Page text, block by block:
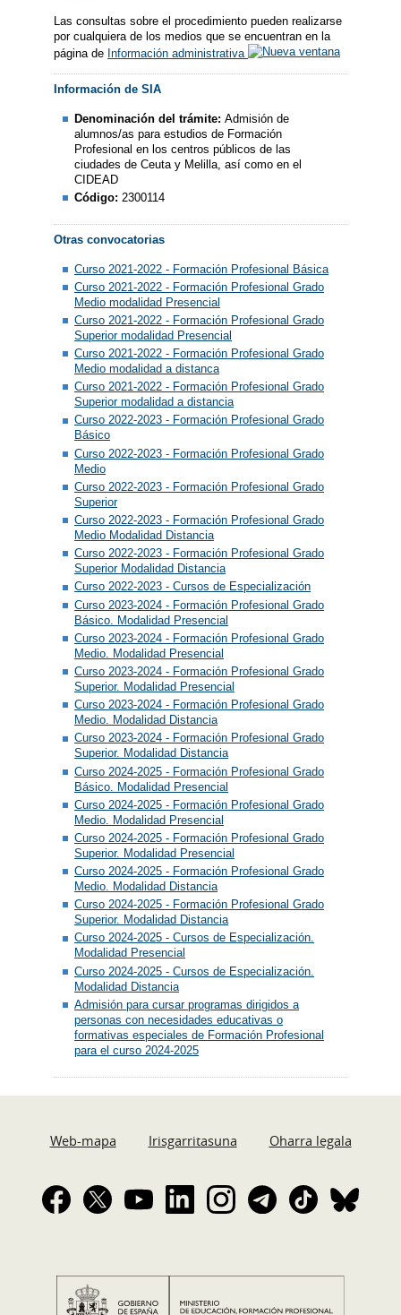
Las consultas sobre el procedimiento pueden realizarse
por cualquiera de los medios que se encuentran en la
página de Información administrativa
Información de SIA
Denominación del trámite:Admisión de
alumnos/as para estudios de Formación
Profesional en los centros públicos de las
ciudades de Ceuta y Melilla, así como en el
CIDEAD
Código: 2300114
Otras convocatorias
Curso 2021-2022 - Formación Profesional Básica
Curso 2021-2022 - Formación Profesional Grado
Medio modalidad Presencial
Curso 2021-2022 - Formación Profesional Grado
Superior modalidad Presencial
Curso 2021-2022 - Formación Profesional Grado
Medio modalidad a distanca
Curso 2021-2022 - Formación Profesional Grado
Superior modalidad a distancia
Curso 2022-2023 - Formación Profesional Grado
Básico
Curso 2022-2023 - Formación Profesional Grado
Medio
Curso 2022-2023 - Formación Profesional Grado
Superior
Curso 2022-2023 - Formación Profesional Grado
Medio Modalidad Distancia
Curso 2022-2023 - Formación Profesional Grado
Superior Modalidad Distancia
Curso 2022-2023 - Cursos de Especialización
Curso 2023-2024 - Formación Profesional Grado
Básico. Modalidad Presencial
Curso 2023-2024 - Formación Profesional Grado
Medio. Modalidad Presencial
Curso 2023-2024 - Formación Profesional Grado
Superior. Modalidad Presencial
Curso 2023-2024 - Formación Profesional Grado
Medio. Modalidad Distancia
Curso 2023-2024 - Formación Profesional Grado
Superior. Modalidad Distancia
Curso 2024-2025 - Formación Profesional Grado
Básico. Modalidad Presencial
Curso 2024-2025 - Formación Profesional Grado
Medio. Modalidad Presencial
Curso 2024-2025 - Formación Profesional Grado
Superior. Modalidad Presencial
Curso 2024-2025 - Formación Profesional Grado
Medio. Modalidad Distancia
Curso 2024-2025 - Formación Profesional Grado
Superior. Modalidad Distancia
Curso 2024-2025 - Cursos de Especialización.
Modalidad Presencial
Curso 2024-2025 - Cursos de Especialización.
Modalidad Distancia
Admisión para cursar programas dirigidos a
personas con necesidades educativas o
formativas especiales de Formación Profesional
para el curso 2024-2025
Web-mapa Irisgarritasuna Oharra legala